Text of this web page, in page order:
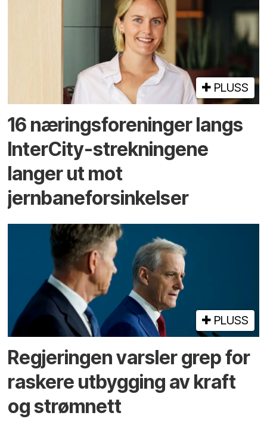
PLUSS
16 næringsforeninger langs
InterCity-strekningene
langer ut mot
jernbaneforsinkelser
PLUSS
Regjeringen varsler grep for
raskere utbygging av kraft
og strømnett